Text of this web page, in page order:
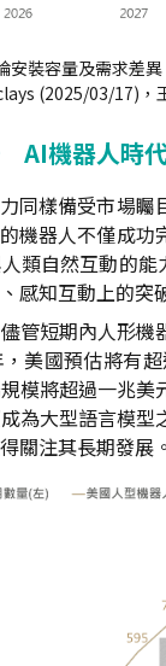
安裝容量及需求差異
(2025/03/17)，
AI機器人時
同樣備受市場矚
機器人不僅成功
類自然互動的能
感知互動上的突
管短期內人形機
美國預估將有
模將超過一兆美
為大型語言模型
關注其長期發展。